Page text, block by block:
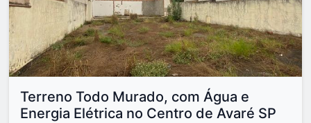
Terreno Todo Murado, com Água e
Energia Elétrica no Centro de Avaré SP